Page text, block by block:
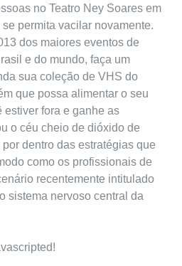
no Teatro Ney Soares em
permita vacilar novamente.
dos maiores eventos de
e do mundo, faça um
sua coleção de VHS do
que possa alimentar o seu
estiver fora e ganhe as
o céu cheio de dióxido de
dentro das estratégias que
como os profissionais de
recentemente intitulado
sistema nervoso central da